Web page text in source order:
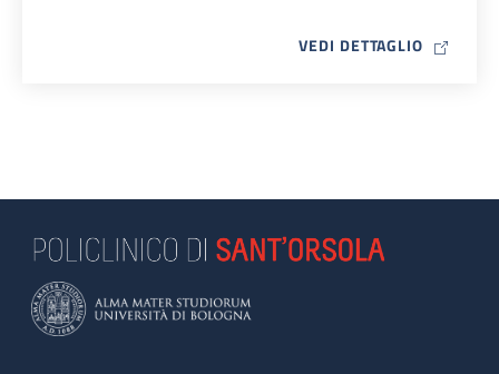
VEDI DETTAGLIO MAP ICON